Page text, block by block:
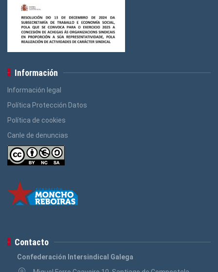
Información
Información legal
Política Protección Datos
Política de cookies
Canle de denuncias
Contacto
Confederación Intersindical Galega